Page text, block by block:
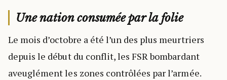
Une nation consumée par la folie
Le mois d’octobre a été l’un des plus meurtriers
depuis le début du conflit, les FSR bombardant
aveuglément les zones contrôlées par l’armée.